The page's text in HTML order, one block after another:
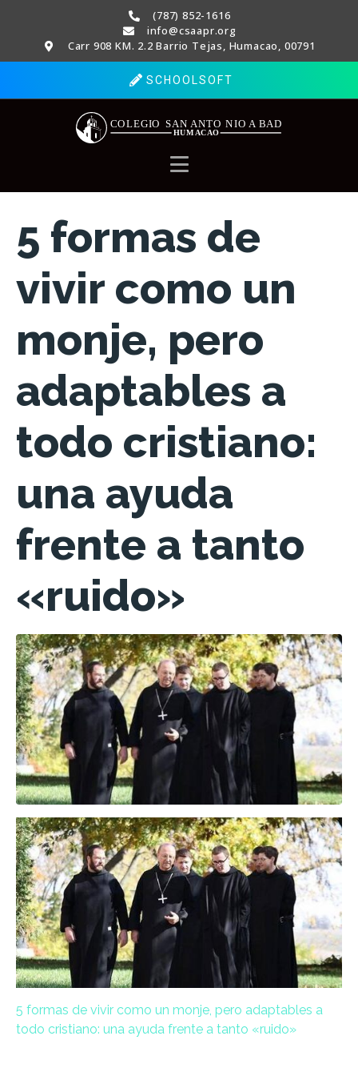
(787) 852-1616
info@csaapr.org
Carr 908 KM. 2.2 Barrio Tejas, Humacao, 00791
SCHOOLSOFT
5 formas de
vivir como un
monje, pero
adaptables a
todo cristiano:
una ayuda
frente a tanto
«ruido»
5 formas de vivir como un monje, pero adaptables a
todo cristiano: una ayuda frente a tanto «ruido»